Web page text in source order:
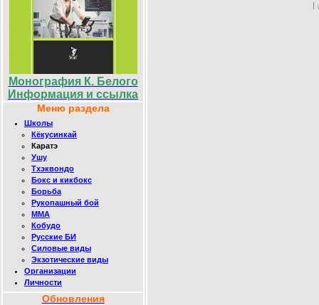
Монография К. Белого
Информация и ссылка
Меню раздела
Школы
Кёкусинкай
Каратэ
Ушу
Тхэквондо
Бокс и кикбокс
Борьба
Рукопашный бой
ММА
Кобудо
Русские БИ
Силовые виды
Экзотические виды
Организации
Личности
Обновления
|